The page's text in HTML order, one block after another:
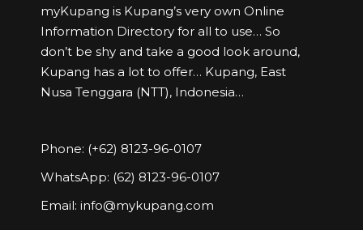
myKupang is Kupang’s very own Online
Information Directory for all to use… So
don’t be shy and take a good look around,
Kupang has a lot to offer… Kupang, East
Nusa Tenggara (NTT), Indonesia…
Phone: (+62) 8123-96-0107
WhatsApp: (62) 8123-96-0107
Email: info@mykupang.com